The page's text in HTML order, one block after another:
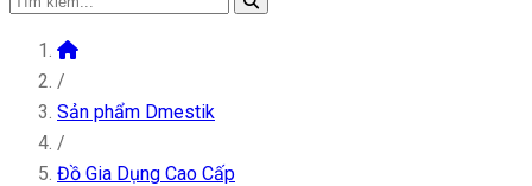
/
Sản phẩm Dmestik
/
Đồ Gia Dụng Cao Cấp